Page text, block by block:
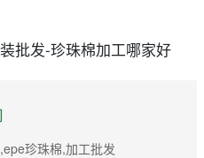
批发-珍珠棉加工哪家好
珍珠棉,加工批发